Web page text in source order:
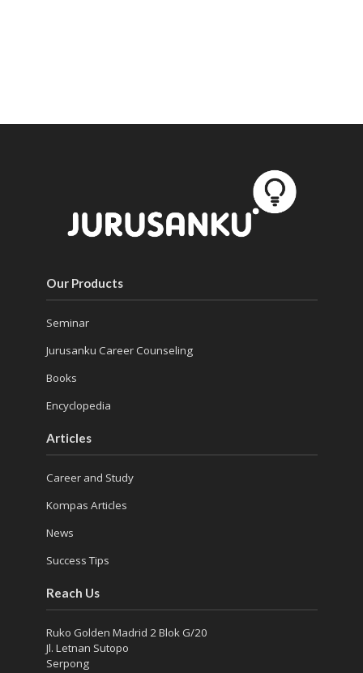
Our Products
Seminar
Jurusanku Career Counseling
Books
Encyclopedia
Articles
Career and Study
Kompas Articles
News
Success Tips
Reach Us
Ruko Golden Madrid 2 Blok G/20
Jl. Letnan Sutopo
Serpong